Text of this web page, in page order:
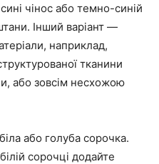
чінос або темно-синій
Інший варіант —
наприклад,
тканини
або зовсім несхожою
або голуба сорочка.
сорочці додайте